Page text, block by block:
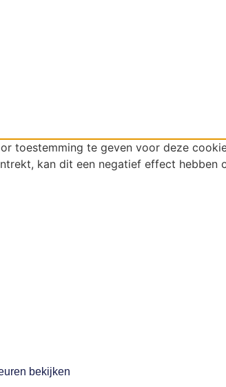
toestemming te geven voor deze
kan dit een negatief effect hebben
bekijken